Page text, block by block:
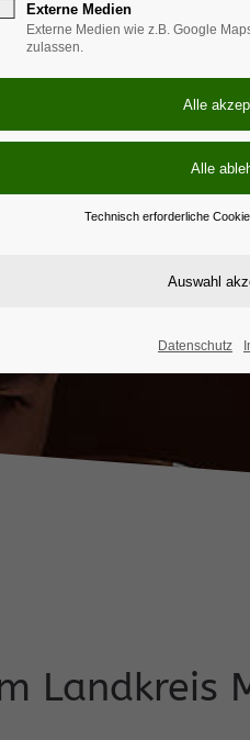
Landkreis
Externe Medien
Externe Medien wie z.B. Google
zulassen.
Technisch erforderliche
Datenschutz